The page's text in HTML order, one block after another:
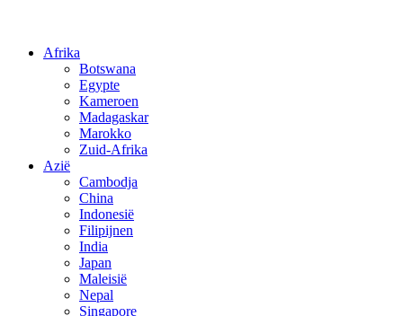
Afrika
Botswana
Egypte
Kameroen
Madagaskar
Marokko
Zuid-Afrika
Azië
Cambodja
China
Indonesië
Filipijnen
India
Japan
Maleisië
Nepal
Singapore